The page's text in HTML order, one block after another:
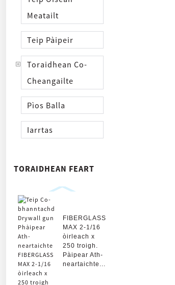
Meatailt
Teip Pàipeir
Toraidhean Co-
Cheangailte
Pìos Balla
Iarrtas
TORAIDHEAN FEART
FIBERGLASS
MAX 2-1/16
òirleach x
250 troigh.
Pàipear Ath-
neartaichte...